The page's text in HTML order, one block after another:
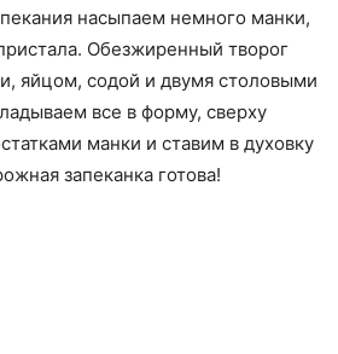
насыпаем немного манки,
Обезжиренный творог
яйцом, содой и двумя столовыми
все в форму, сверху
манки и ставим в духовку
запеканка готова!